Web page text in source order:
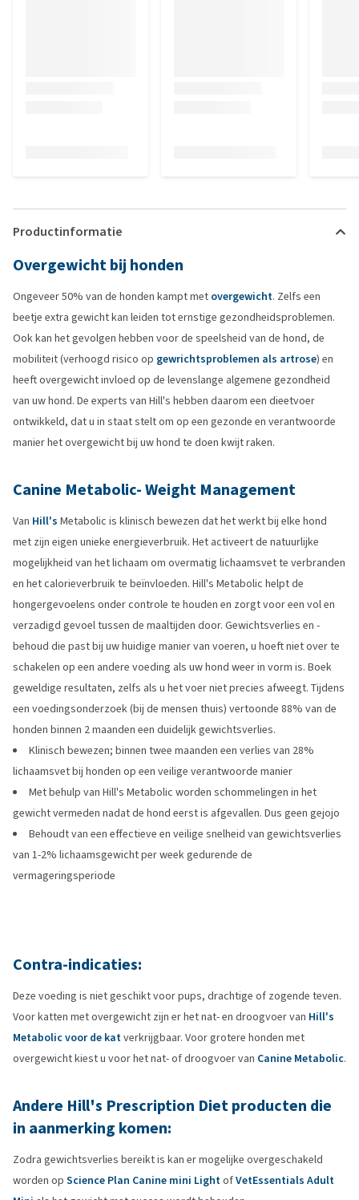
Productinformatie
Overgewicht bij honden
Ongeveer 50% van de honden kampt met overgewicht. Zelfs een
beetje extra gewicht kan leiden tot ernstige gezondheidsproblemen.
Ook kan het gevolgen hebben voor de speelsheid van de hond, de
mobiliteit (verhoogd risico op gewrichtsproblemen als artrose) en
heeft overgewicht invloed op de levenslange algemene gezondheid
van uw hond. De experts van Hill's hebben daarom een dieetvoer
ontwikkeld, dat u in staat stelt om op een gezonde en verantwoorde
manier het overgewicht bij uw hond te doen kwijt raken.
Canine Metabolic- Weight Management
Van Hill's Metabolic is klinisch bewezen dat het werkt bij elke hond
met zijn eigen unieke energieverbruik. Het activeert de natuurlijke
mogelijkheid van het lichaam om overmatig lichaamsvet te verbranden
en het calorieverbruik te beïnvloeden. Hill's Metabolic helpt de
hongergevoelens onder controle te houden en zorgt voor een vol en
verzadigd gevoel tussen de maaltijden door. Gewichtsverlies en -
behoud die past bij uw huidige manier van voeren, u hoeft niet over te
schakelen op een andere voeding als uw hond weer in vorm is. Boek
geweldige resultaten, zelfs als u het voer niet precies afweegt. Tijdens
een voedingsonderzoek (bij de mensen thuis) vertoonde 88% van de
honden binnen 2 maanden een duidelijk gewichtsverlies.
Klinisch bewezen; binnen twee maanden een verlies van 28%
lichaamsvet bij honden op een veilige verantwoorde manier
Met behulp van Hill's Metabolic worden schommelingen in het
gewicht vermeden nadat de hond eerst is afgevallen. Dus geen gejojo
Behoudt van een effectieve en veilige snelheid van gewichtsverlies
van 1-2% lichaamsgewicht per week gedurende de
vermageringsperiode
Contra-indicaties:
Deze voeding is niet geschikt voor pups, drachtige of zogende teven.
Voor katten met overgewicht zijn er het nat- en droogvoer van Hill's
Metabolic voor de katverkrijgbaar. Voor grotere honden met
overgewicht kiest u voor het nat- of droogvoer van Canine Metabolic.
Andere Hill's Prescription Diet producten die
in aanmerking komen:
Zodra gewichtsverlies bereikt is kan er mogelijke overgeschakeld
worden op Science Plan Canine mini LightofVetEssentials Adult